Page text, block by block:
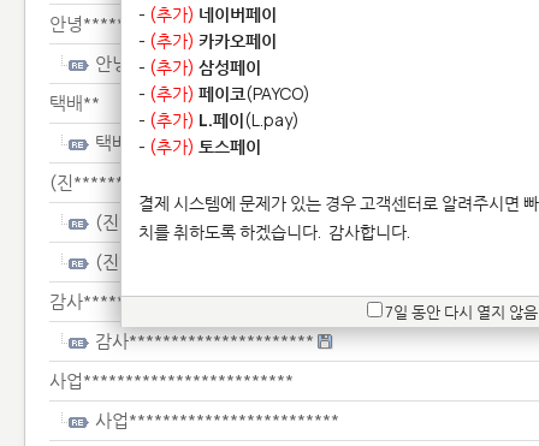
안녕********************
안녕********************
택배**
택배**
(진*************************
(진*************************
(진*************************
감사**********************
감사**********************
사업*************************
사업*************************
- (추가) 네이버페이
- (추가) 카카오페이
- (추가) 삼성페이
- (추가) 페이코(PAYCO)
- (추가) L.페이(L.pay)
- (추가) 토스페이
결제 시스템에 문제가 있는 경우 고객센터로 알려주시면
치를 취하도록 하겠습니다. 감사합니다.
7일 동안 다시 열지 않음